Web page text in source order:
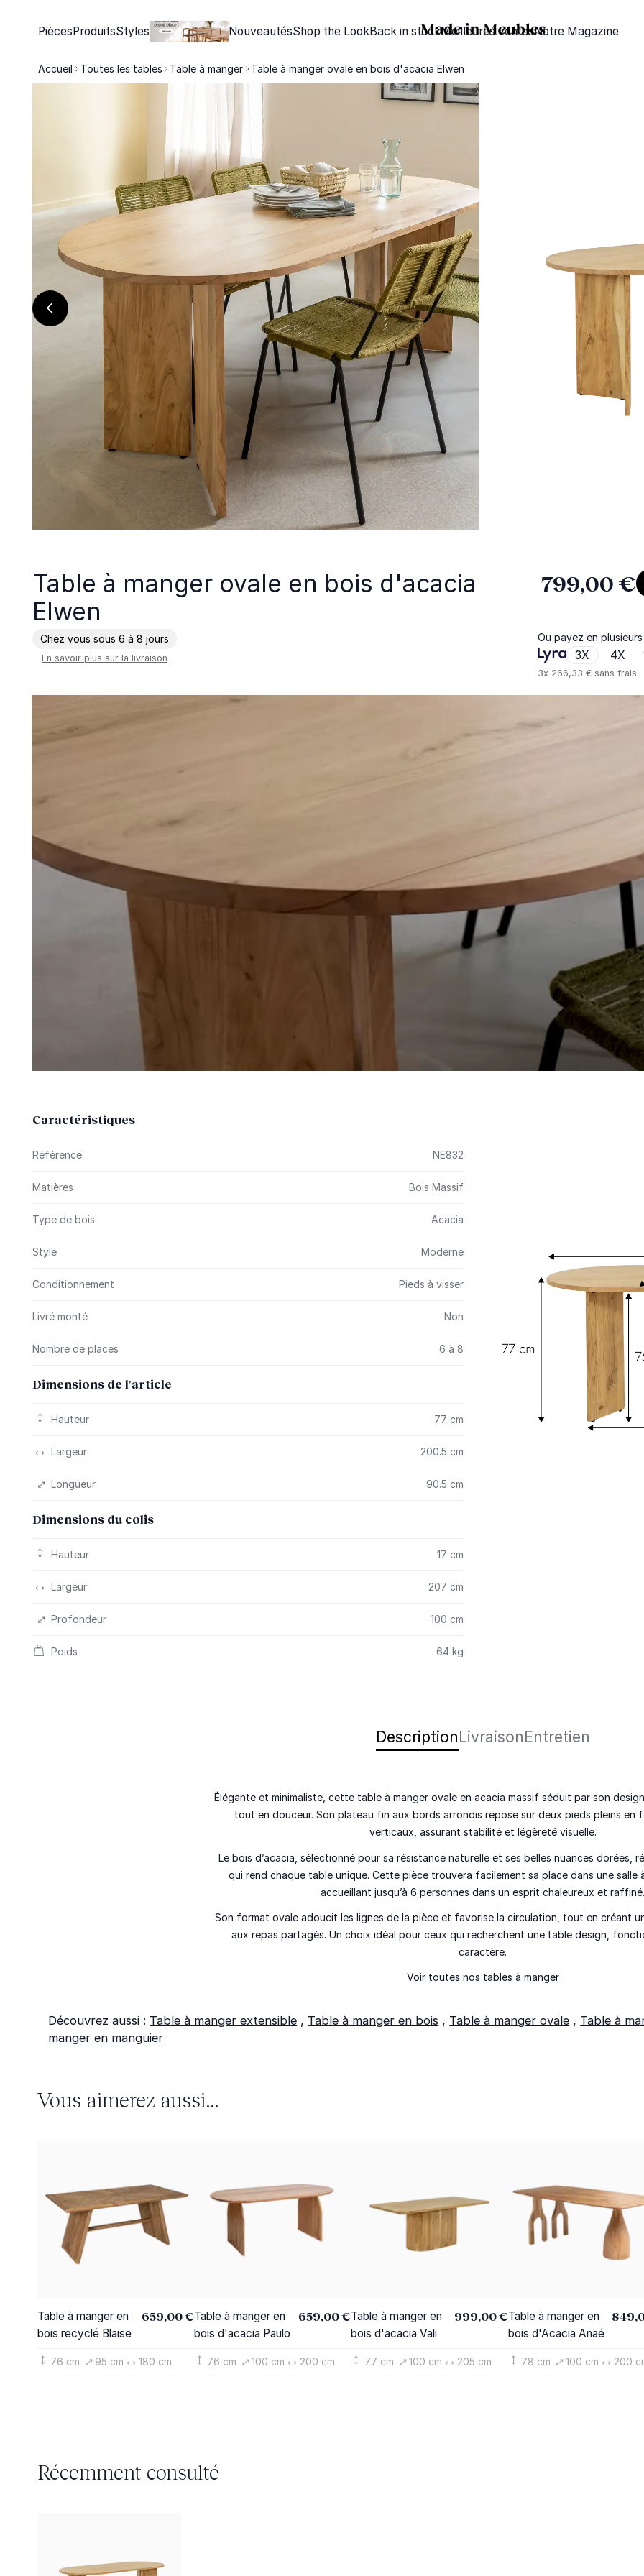
PiècesProduitsStyles NouveautésShop the LookBack in stockMeilleures ventesNotre Magazine
Accueil Toutes les tables Table à manger Table à manger ovale en bois d'acacia Elwen
Table à manger ovale en bois d'acacia
Elwen
Chez vous sous 6 à 8 jours
En savoir plus sur la livraison
799,00 €
Ou payez en
3X 4X
3x 266,33 €sans frais
Caractéristiques
Référence NE832
Matières Bois Massif
Type de bois Acacia
Style Moderne
Conditionnement Pieds à visser
Livré monté Non
Nombre de places 6 à 8
Dimensions de l'article
Hauteur 77 cm
Largeur 200.5 cm
Longueur 90.5 cm
Dimensions du colis
Hauteur 17 cm
Largeur 207 cm
Profondeur 100 cm
Poids 64 kg
DescriptionLivraisonEntretien
Élégante et minimaliste, cette table à manger ovale en acacia massif séduit par son
tout en douceur. Son plateau fin aux bords arrondis repose sur deux pieds pleins en
verticaux, assurant stabilité et légèreté visuelle.
Le bois d’acacia, sélectionné pour sa résistance naturelle et ses belles nuances dorées,
qui rend chaque table unique. Cette pièce trouvera facilement sa place dans une salle
accueillant jusqu’à 6 personnes dans un esprit chaleureux et
Son format ovale adoucit les lignes de la pièce et favorise la circulation, tout en créant
aux repas partagés. Un choix idéal pour ceux qui recherchent une table design,
caractère.
Voir toutes nos tables à manger
Découvrez aussi : Table à manger extensible , Table à manger en bois , Table à manger ovale , Table à
manger en manguier
Vous aimerez aussi...
Table à manger en
bois recyclé Blaise
659,00 €
76 cm 95 cm 180 cm
Table à manger en
bois d'acacia Paulo
659,00 €
76 cm 100 cm 200 cm
Table à manger en
bois d'acacia Vali
999,00 €
77 cm 100 cm 205 cm
Table à manger en
bois d'Acacia Anaé
78 cm 100 cm 200
Récemment consulté